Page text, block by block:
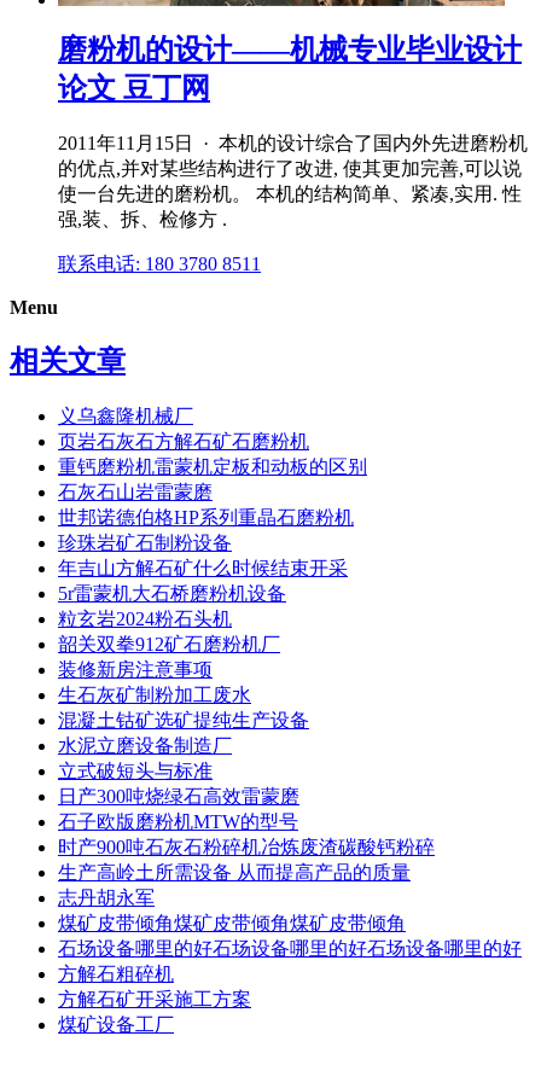
磨粉机的设计——机械专业毕业设计
论文 豆丁网
2011年11月15日 · 本机的设计综合了国内外先进磨粉机
的优点,并对某些结构进行了改进, 使其更加完善,可以说
使一台先进的磨粉机。 本机的结构简单、紧凑,实用. 性
强,装、拆、检修方 .
联系电话: 180 3780 8511
Menu
相关文章
义乌鑫隆机械厂
页岩石灰石方解石矿石磨粉机
重钙磨粉机雷蒙机定板和动板的区别
石灰石山岩雷蒙磨
世邦诺德伯格HP系列重晶石磨粉机
珍珠岩矿石制粉设备
年吉山方解石矿什么时候结束开采
5r雷蒙机大石桥磨粉机设备
粒玄岩2024粉石头机
韶关双拳912矿石磨粉机厂
装修新房注意事项
生石灰矿制粉加工废水
混凝土钴矿选矿提纯生产设备
水泥立磨设备制造厂
立式破短头与标准
日产300吨烧绿石高效雷蒙磨
石子欧版磨粉机MTW的型号
时产900吨石灰石粉碎机冶炼废渣碳酸钙粉碎
生产高岭土所需设备 从而提高产品的质量
志丹胡永军
煤矿皮带倾角煤矿皮带倾角煤矿皮带倾角
石场设备哪里的好石场设备哪里的好石场设备哪里的好
方解石粗碎机
方解石矿开采施工方案
煤矿设备工厂